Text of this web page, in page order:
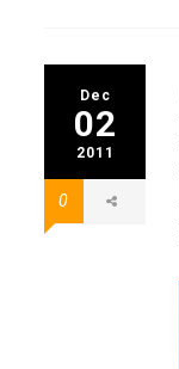
Dec
02
2011
0